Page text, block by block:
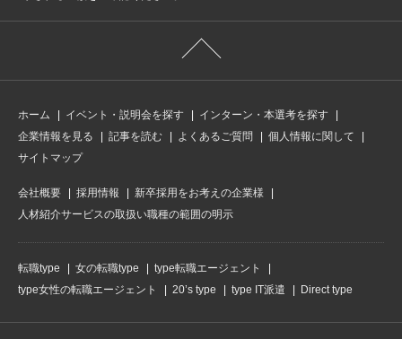
ホーム イベント・説明会を探す
インターン・本選考を探す
企業情報を見る
記事を読む よくあるご質問
個人情報に関して
サイトマップ
会社概要 採用情報
新卒採用をお考えの企業様
人材紹介サービスの取扱い職種の範囲の明示
転職type 女の転職type
type転職エージェント
type女性の転職エージェント
20’s type type IT派遣 Direct type